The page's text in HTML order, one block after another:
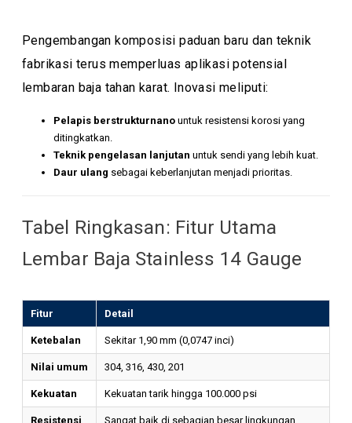
Pengembangan komposisi paduan baru dan teknik
fabrikasi terus memperluas aplikasi potensial
lembaran baja tahan karat. Inovasi meliputi:
Pelapis berstrukturnano untuk resistensi korosi yang
ditingkatkan.
Teknik pengelasan lanjutan untuk sendi yang lebih kuat.
Daur ulang sebagai keberlanjutan menjadi prioritas.
Tabel Ringkasan: Fitur Utama
Lembar Baja Stainless 14 Gauge
Fitur Detail
Ketebalan Sekitar 1,90 mm (0,0747 inci)
Nilai umum 304, 316, 430, 201
Kekuatan Kekuatan tarik hingga 100.000 psi
Resistensi Sangat baik di sebagian besar lingkungan,